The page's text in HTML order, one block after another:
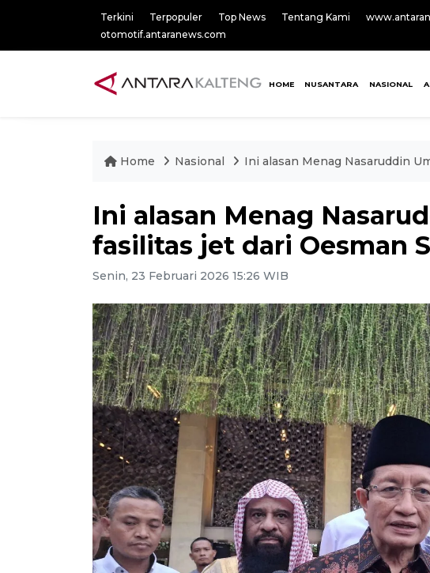
Terkini Terpopuler Top News Tentang Kami
otomotif.antaranews.com
HOME NUSANTARA NASIONAL
Home Nasional Ini alasan Menag Nasaruddin
Ini alasan Menag
fasilitas jet dari Oesman
Senin, 23 Februari 2026 15:26 WIB